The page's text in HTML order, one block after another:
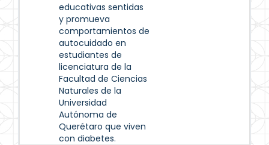
educativas sentidas
y promueva
comportamientos de
autocuidado en
estudiantes de
licenciatura de la
Facultad de Ciencias
Naturales de la
Universidad
Autónoma de
Querétaro que viven
con diabetes.